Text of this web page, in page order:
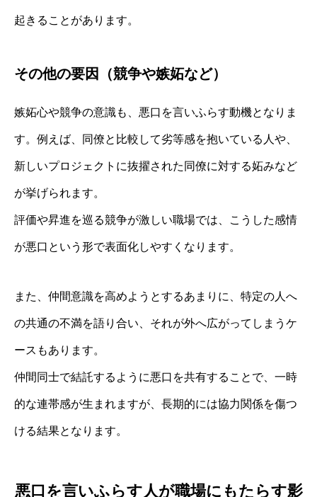
起きることがあります。
その他の要因（競争や嫉妬など）
嫉妬心や競争の意識も、悪口を言いふらす動機となりま
す。例えば、同僚と比較して劣等感を抱いている人や、
新しいプロジェクトに抜擢された同僚に対する妬みなど
が挙げられます。
評価や昇進を巡る競争が激しい職場では、こうした感情
が悪口という形で表面化しやすくなります。
また、仲間意識を高めようとするあまりに、特定の人へ
の共通の不満を語り合い、それが外へ広がってしまうケ
ースもあります。
仲間同士で結託するように悪口を共有することで、一時
的な連帯感が生まれますが、長期的には協力関係を傷つ
ける結果となります。
悪口を言いふらす人が職場にもたらす影